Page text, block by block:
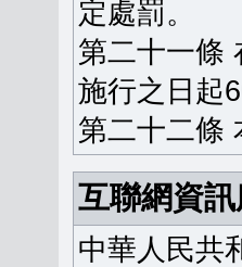
定處罰。
第二十一條
施行之日起
第二十二條
互聯網資
中華人民共